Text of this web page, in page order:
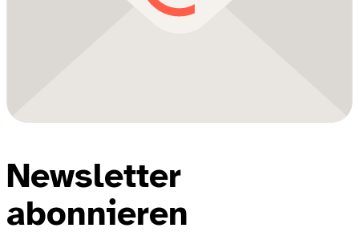
Newsletter
abonnieren